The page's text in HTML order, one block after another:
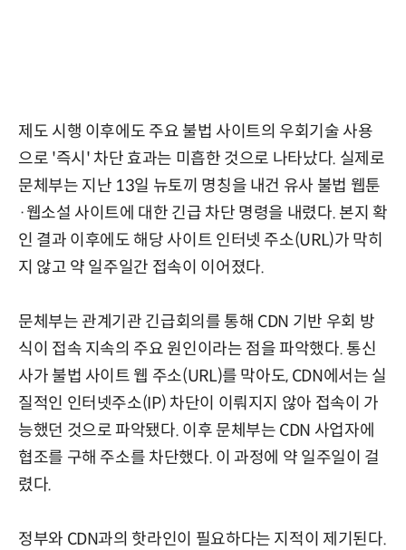
제도 시행 이후에도 주요 불법 사이트의 우회기술 사용
으로 '즉시' 차단 효과는 미흡한 것으로 나타났다. 실제로
문체부는 지난 13일 뉴토끼 명칭을 내건 유사 불법 웹툰
·웹소설 사이트에 대한 긴급 차단 명령을 내렸다. 본지 확
인 결과 이후에도 해당 사이트 인터넷 주소(URL)가 막히
지 않고 약 일주일간 접속이 이어졌다.
문체부는 관계기관 긴급회의를 통해 CDN 기반 우회 방
식이 접속 지속의 주요 원인이라는 점을 파악했다. 통신
사가 불법 사이트 웹 주소(URL)를 막아도, CDN에서는 실
질적인 인터넷주소(IP) 차단이 이뤄지지 않아 접속이 가
능했던 것으로 파악됐다. 이후 문체부는 CDN 사업자에
협조를 구해 주소를 차단했다. 이 과정에 약 일주일이 걸
렸다.
정부와 CDN과의 핫라인이 필요하다는 지적이 제기된다.